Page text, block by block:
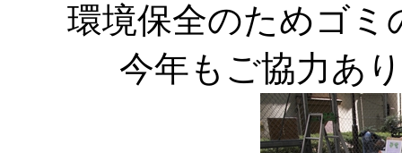
環境保全のためゴミ
今年もご協力あ